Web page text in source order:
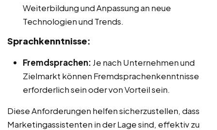
Weiterbildung und Anpassung an neue
Technologien und Trends.
Sprachkenntnisse:
Fremdsprachen: Je nach Unternehmen und
Zielmarkt können Fremdsprachenkenntnisse
erforderlich sein oder von Vorteil sein.
Diese Anforderungen helfen sicherzustellen, dass
Marketingassistenten in der Lage sind, effektiv zu